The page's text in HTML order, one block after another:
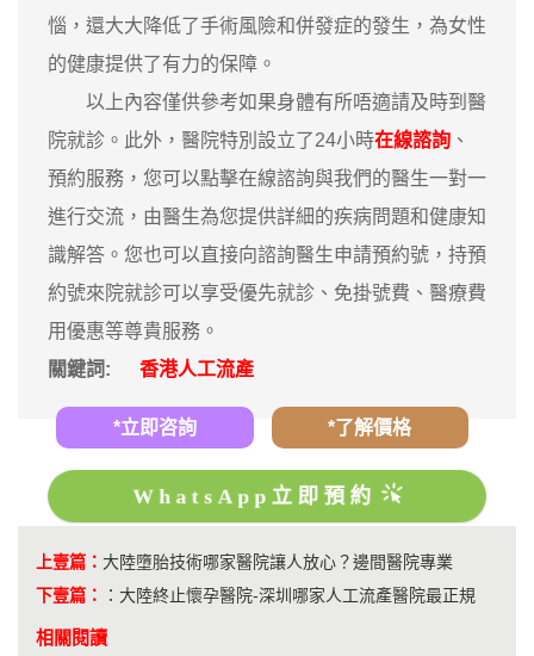
惱，還大大降低了手術風險和併發症的發生，為女性
的健康提供了有力的保障。
以上內容僅供參考如果身體有所唔適請及時到醫
院就診。此外，醫院特別設立了24小時在線諮詢 、
預約服務，您可以點擊在線諮詢與我們的醫生一對一
進行交流，由醫生為您提供詳細的疾病問題和健康知
識解答。您也可以直接向諮詢醫生申請預約號，持預
約號來院就診可以享受優先就診、免掛號費、醫療費
用優惠等尊貴服務。
關鍵詞:
香港人工流產
*立即咨詢 *了解價格
WhatsApp立即預約
上壹篇： 大陸墮胎技術哪家醫院讓人放心？邊間醫院專業
下壹篇：
： 大陸終止懷孕醫院-深圳哪家人工流產醫院最正規
相關閱讀